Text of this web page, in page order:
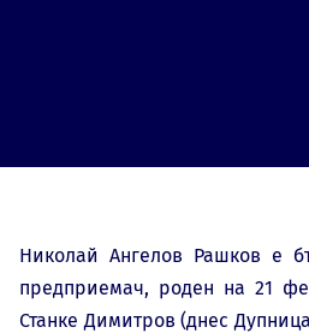
Николай Ангелов Рашков е
предприемач, роден на 21
Станке Димитров (днес